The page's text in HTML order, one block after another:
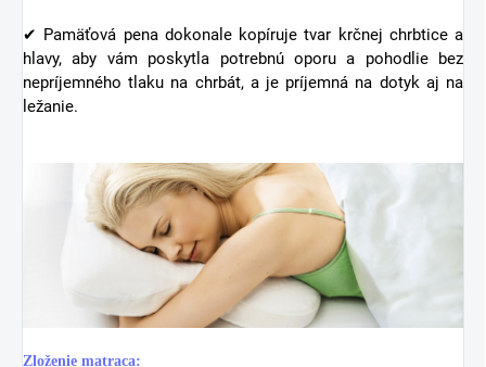
✔ Pamäťová pena dokonale kopíruje tvar krčnej chrbtice a
hlavy, aby vám poskytla potrebnú oporu a pohodlie bez
nepríjemného tlaku na chrbát, a je príjemná na dotyk aj na
ležanie.
Zloženie matraca: